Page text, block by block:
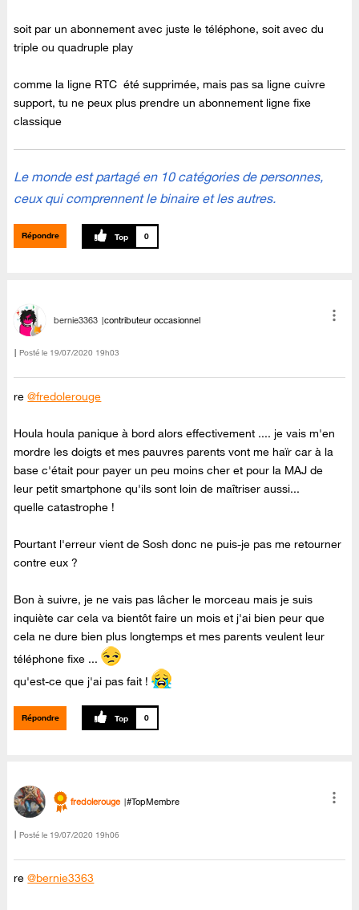
soit par un abonnement avec juste le téléphone, soit avec du
triple ou quadruple play
comme la ligne RTC été supprimée, mais pas sa ligne cuivre
support, tu ne peux plus prendre un abonnement ligne fixe
classique
Le monde est partagé en 10 catégories de personnes,
ceux qui comprennent le binaire et les autres.
Répondre 0
bernie3363 contributeur occasionnel
Posté le ‎19/07/2020 19h03
re@fredolerouge
Houla houla panique à bord alors effectivement .... je vais m'en
mordre les doigts et mes pauvres parents vont me haïr car à la
base c'était pour payer un peu moins cher et pour la MAJ de
leur petit smartphone qu'ils sont loin de maîtriser aussi...
quelle catastrophe !
Pourtant l'erreur vient de Sosh donc ne puis-je pas me retourner
contre eux ?
Bon à suivre, je ne vais pas lâcher le morceau mais je suis
inquiète car cela va bientôt faire un mois et j'ai bien peur que
cela ne dure bien plus longtemps et mes parents veulent leur
téléphone fixe ...
qu'est-ce que j'ai pas fait !
Répondre 0
fredolerouge #TopMembre
Posté le ‎19/07/2020 19h06
re@bernie3363